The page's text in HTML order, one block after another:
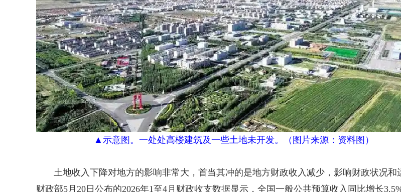
▲ 示意图。一处处高楼建筑及一些土地未开发。（ 图片来源：资料图 ）
土地收入下降对地方的影响非常大，首当其冲的是地方财政收入减少，影响财政状况和
财政部5月20日公布的2026年1至4月财政收支数据显示，全国一般公共预算收入同比增长